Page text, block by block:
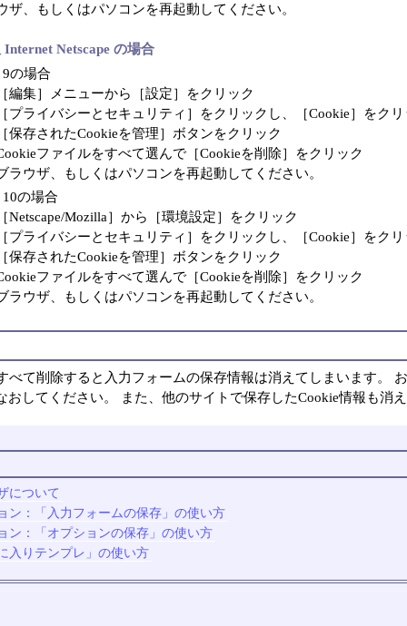
ザ、もしくはパソコンを再起動してください。
Internet Netscape の場合
9の場合
編集］メニューから［設定］をクリック
プライバシーとセキュリティ］をクリックし、［Cookie］をクリ
保存されたCookieを管理］ボタンをクリック
ファイルをすべて選んで［Cookieを削除］をクリック
ラウザ、もしくはパソコンを再起動してください。
10の場合
Netscape/Mozilla］から［環境設定］をクリック
プライバシーとセキュリティ］をクリックし、［Cookie］をクリ
保存されたCookieを管理］ボタンをクリック
ファイルをすべて選んで［Cookieを削除］をクリック
ラウザ、もしくはパソコンを再起動してください。
べて削除すると入力フォームの保存情報は消えてしまいます。
おしてください。 また、他のサイトで保存したCookie情報も消え
について
ン：「入力フォームの保存」の使い方
ン：「オプションの保存」の使い方
入りテンプレ」の使い方